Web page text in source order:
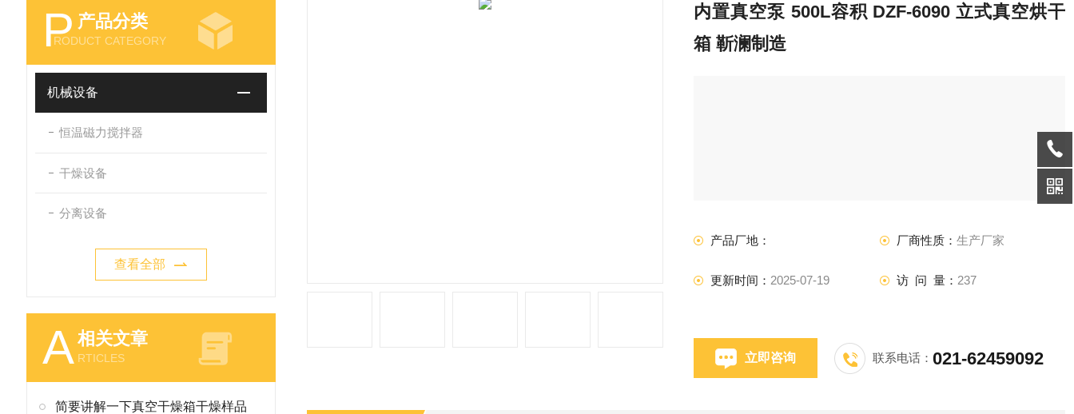
P 产品分类
RODUCT CATEGORY
机械设备
恒温磁力搅拌器
干燥设备
分离设备
查看全部
A相关文章
RTICLES
简要讲解一下真空干燥箱干燥样品
内置真空泵 500L容积 DZF-6090 立式真空烘干
箱 靳澜制造
产品厂地： 厂商性质： 生产厂家
更新时间： 2025-07-19 访 问 量： 237
立即咨询 联系电话： 021-62459092